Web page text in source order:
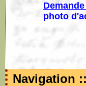
photo
Navigation